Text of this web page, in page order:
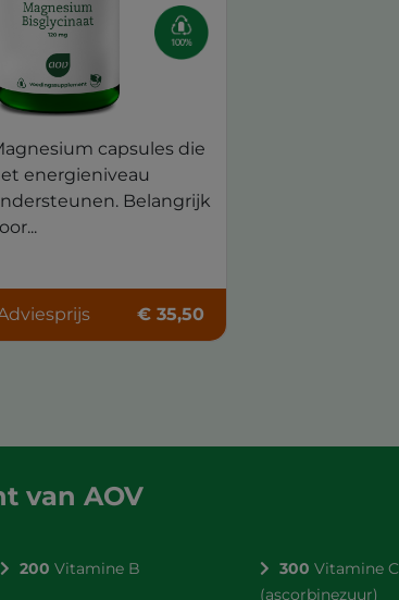
capsules die
energieniveau
Belangrijk
€ 35,50
van AOV
200 Vitamine B 300 Vitamine C
(ascorbinezuur)